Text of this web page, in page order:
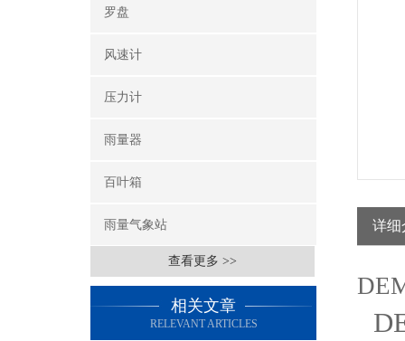
罗盘
风速计
压力计
雨量器
百叶箱
雨量气象站
查看更多 >>
相关文章
RELEVANT ARTICLES
详细